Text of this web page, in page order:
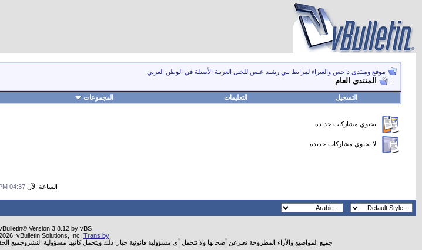
موقع ومنتدى داحس والغبراء لمرابط بني رشيد عبس للخيل العربية الأصيلة في الوطن العربي
المنتدى العام
التسجيل التعليمات المجموعات
يحتوي مشاركات جديدة
لا يحتوي مشاركات جديدة
الساعة الآن 04:37 PM
Version 3.8.12 by vBS
vBulletin Solutions, Inc. Trans by
جميع المواضيع والأراء المطروحة تعبرعن أصحابها ولا نتحمل أي مسؤولية قانونية حيال ذلك ويتحمل كاتبها مسؤولية